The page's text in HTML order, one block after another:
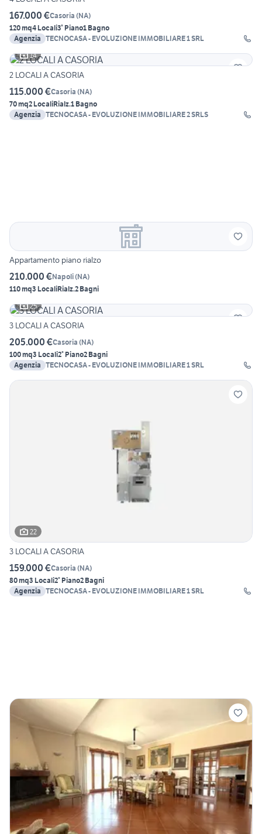
167.000 €Casoria (NA)
120 mq4 Locali3° Piano1 Bagno
Agenzia TECNOCASA - EVOLUZIONE IMMOBILIARE 1 SRL
14
2 LOCALI A CASORIA
115.000 €Casoria (NA)
70 mq2 LocaliRialz.1 Bagno
Agenzia TECNOCASA - EVOLUZIONE IMMOBILIARE 2 SRLS
Appartamento piano rialzo
210.000 €Napoli(NA)
110 mq3 LocaliRialz.2 Bagni
25
3 LOCALI A CASORIA
205.000 €Casoria (NA)
100 mq3 Locali2° Piano2 Bagni
Agenzia TECNOCASA - EVOLUZIONE IMMOBILIARE 1 SRL
22
3 LOCALI A CASORIA
159.000 €Casoria (NA)
80 mq3 Locali2° Piano2 Bagni
Agenzia TECNOCASA - EVOLUZIONE IMMOBILIARE 1 SRL